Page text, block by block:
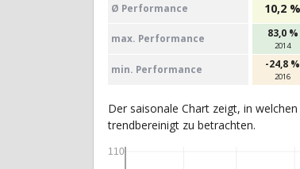
Ø Perfor­mance 10,2 %
max. Per­for­mance 83,0 %
2014
min. Per­for­mance -24,8 %
2016
Der saisonale Chart zeigt, in
trendbereinigt zu betrachten.
110